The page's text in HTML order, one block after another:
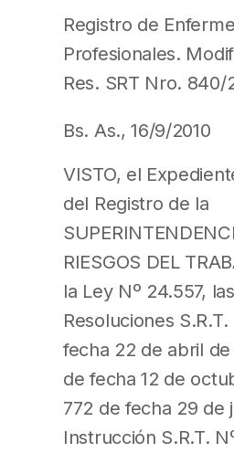
Registro de
Profesionales.
Res. SRT Nro. 840/
Bs. As., 16/9/2010
VISTO, el
del Registro de la
RIESGOS DEL
la Ley Nº 24.557, las
Resoluciones
fecha 22 de abril de
de fecha 12 de
772 de fecha 29 de
Instrucción S.R.T.